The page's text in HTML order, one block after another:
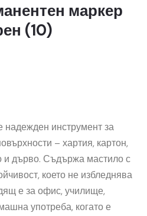
маркер
(10)
инструмент за
– хартия, картон,
и дърво. Съдържа мастило с
което не избледнява
е за офис, училище,
употреба, когато е